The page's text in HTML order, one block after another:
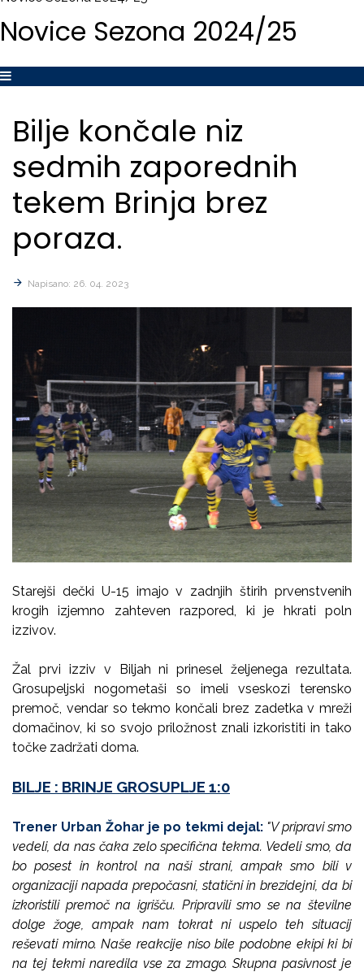
Novice Sezona 2024/25
Bilje končale niz
sedmih zaporednih
tekem Brinja brez
poraza.
Napisano: 26. 04. 2023
Starejši dečki U-15 imajo v zadnjih štirih prvenstvenih
krogih izjemno zahteven razpored, ki je hkrati poln
izzivov.
Žal prvi izziv v Biljah ni prinesel željenega rezultata.
Grosupeljski nogometaši so imeli vseskozi terensko
premoč, vendar so tekmo končali brez zadetka v mreži
domačinov, ki so svojo priložnost znali izkoristiti in tako
točke zadržati doma.
BILJE : BRINJE GROSUPLJE 1:0
Trener Urban Žohar je po tekmi dejal: "V pripravi smo
vedeli, da nas čaka zelo specifična tekma. Vedeli smo, da
bo posest in kontrol na naši strani, ampak smo bili v
organizaciji napada prepočasni, statični in brezidejni, da bi
izkoristili premoč na igrišču. Pripravili smo se na številne
dolge žoge, ampak nam tokrat ni uspelo teh situacij
reševati mirno. Naše reakcije niso bile podobne ekipi ki bi
na tej tekmi naredila vse za zmago. Skupna pasivnost je